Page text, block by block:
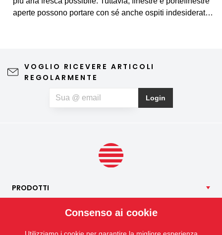
aperte possono portare con sé anche ospiti indesiderati,
dell'abitazione, richiede una manutenzione minima e può
contribuire anche a un riposo notturno più sereno. Se, oltre
limitare la quantità di particelle di polline che penetrano
all’interno.
VOGLIO RICEVERE ARTICOLI
REGOLARMENTE
Login
PRODOTTI
Consenso ai cookie